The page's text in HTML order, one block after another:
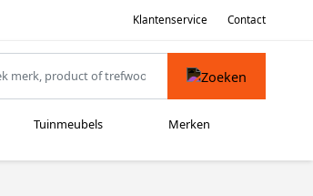
Klantenservice Contact
Tuinmeubels Merken